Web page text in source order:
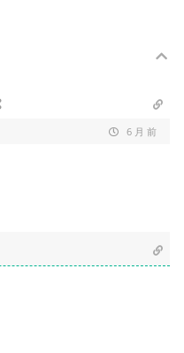
6 月 前